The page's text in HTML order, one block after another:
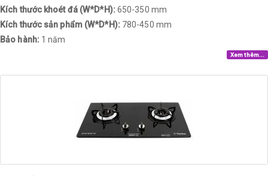
Kích thước khoét đá (W*D*H): 650-350 mm
Kích thước sản phẩm (W*D*H): 780-450 mm
Bảo hành: 1 năm
Xem thêm...